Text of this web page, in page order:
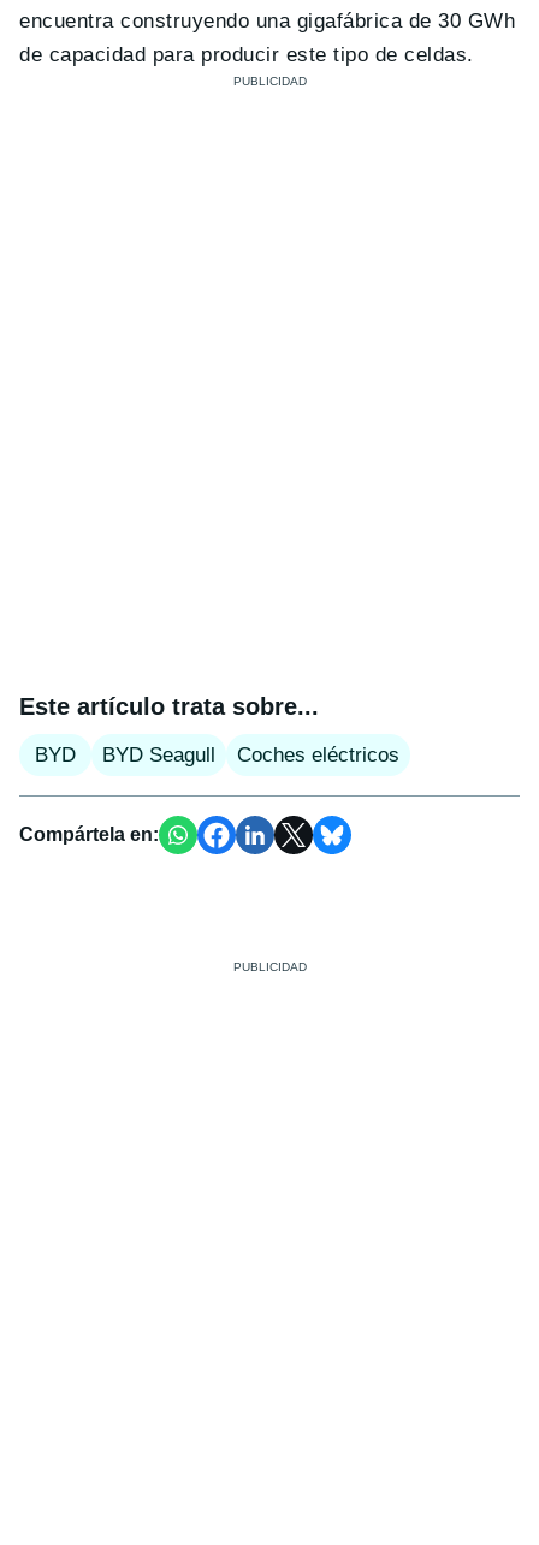
encuentra construyendo una gigafábrica de 30 GWh
de capacidad para producir este tipo de celdas.
Este artículo trata sobre...
BYD BYD Seagull Coches eléctricos
Compártela en: